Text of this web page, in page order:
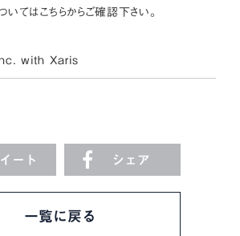
いてはこちらからご確認下さい。
with Xaris
ート シェア
一覧に戻る